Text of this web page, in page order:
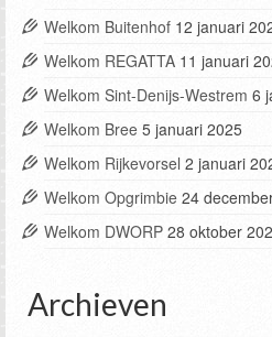
Welkom Buitenhof 12 januari
Welkom REGATTA 11 januari
Welkom Sint-Denijs-Westrem 6
Welkom Bree 5 januari 2025
Welkom Rijkevorsel 2 januari
Welkom Opgrimbie 24
Welkom DWORP 28 oktober
Archieven